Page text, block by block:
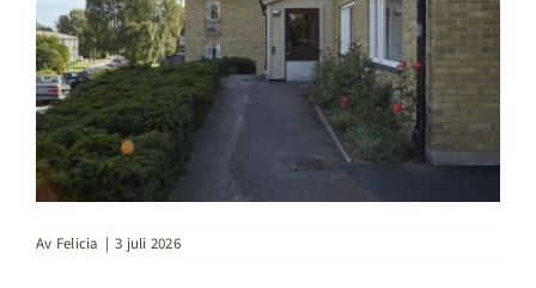
Av Felicia | 3 juli 2026